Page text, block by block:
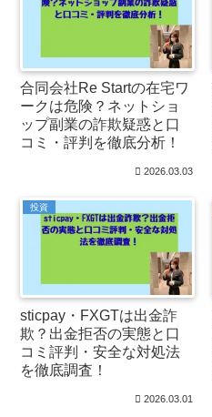
合同会社Re Startの在宅ワ
ークは危険？ネットショ
ップ副業の詐欺疑惑と口
コミ・評判を徹底分析！
2026.03.03
投資
sticpay・FXGTは出金詐
欺？出金拒否の実態と口
コミ評判・安全な対処法
を徹底調査！
2026.03.01